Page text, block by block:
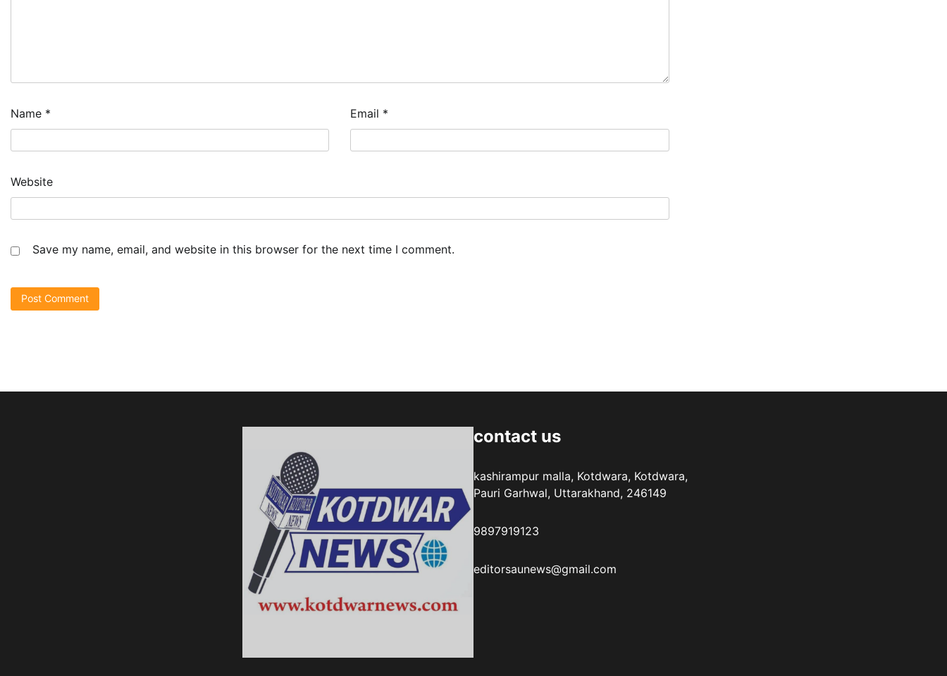
Name * Email *
Website
Save my name, email, and website in this browser for the next time I comment.
contact us
kashirampur malla, Kotdwara, Kotdwara,
Pauri Garhwal, Uttarakhand, 246149
9897919123
editorsaunews@gmail.com